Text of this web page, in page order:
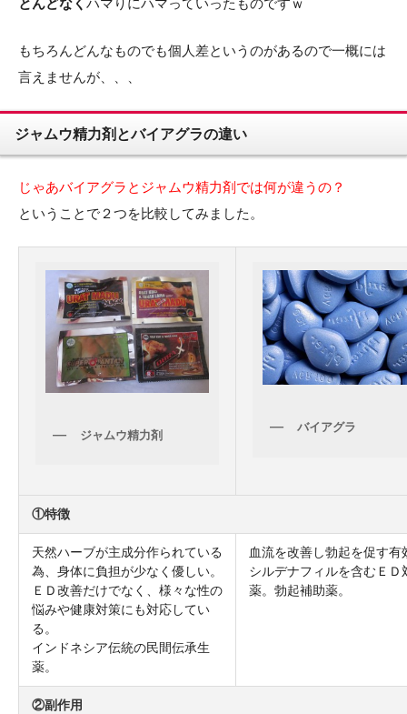
とんどなく ハマりにハマっていったものですｗ
もちろんどんなものでも個人差というのがあるので一概には
言えませんが、、、
ジャムウ精力剤とバイアグラの違い
じゃあバイアグラとジャムウ精力剤では何が違うの？
ということで２つを比較してみました。
ジャムウ精力剤 バイアグラ
①特徴
天然ハーブが主成分作られている
為、身体に負担が少なく優しい。
ＥＤ改善だけでなく、様々な性の
悩みや健康対策にも対応してい
る。
インドネシア伝統の民間伝承生
薬。
血流を改善し勃起を促す有
シルデナフィルを含むＥＤ
薬。勃起補助薬。
②副作用